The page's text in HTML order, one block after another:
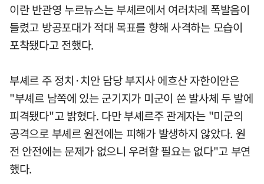
이란 반관영 누르뉴스는 부셰르에서 여러차례 폭발음이
들렸고 방공포대가 적대 목표를 향해 사격하는 모습이
포착됐다고 전했다.
부셰르 주 정치·치안 담당 부지사 에흐산 자한이안은
"부셰르 남쪽에 있는 군기지가 미군이 쏜 발사체 두 발에
피격됐다"고 밝혔다. 다만 부셰르주 관계자는 "미군의
공격으로 부셰르 원전에는 피해가 발생하지 않았다. 원
전 안전에는 문제가 없으니 우려할 필요는 없다"고 부연
했다.